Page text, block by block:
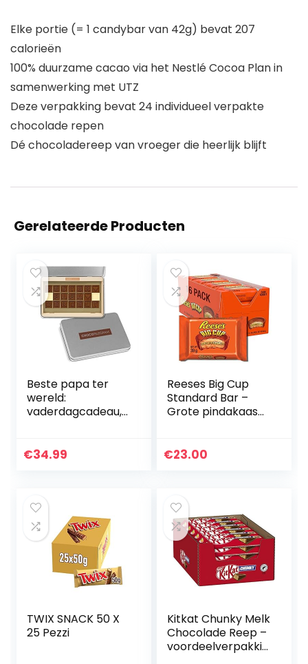
Elke portie (= 1 candybar van 42g) bevat 207
calorieën
100% duurzame cacao via het Nestlé Cocoa Plan in
samenwerking met UTZ
Deze verpakking bevat 24 individueel verpakte
chocolade repen
Dé chocoladereep van vroeger die heerlijk blijft
Gerelateerde Producten
Beste papa ter
wereld:
vaderdagcadeau,
vader, vader,
€34.99
Reeses Big Cup
Standard Bar –
Grote pindakaas
€23.00
TWIX SNACK 50 X
25 Pezzi
Kitkat Chunky Melk
Chocolade Reep –
voordeelverpakkin